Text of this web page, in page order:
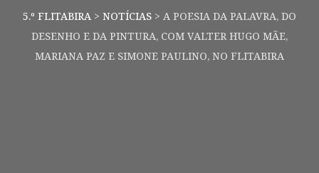
5.º FLITABIRA > NOTÍCIAS > A POESIA DA PALAVRA, DO
DESENHO E DA PINTURA, COM VALTER HUGO MÃE,
MARIANA PAZ E SIMONE PAULINO, NO FLITABIRA